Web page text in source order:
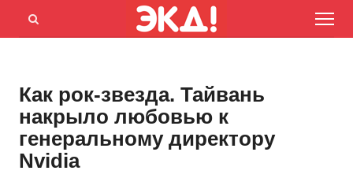
Menu
Открыть
Как рок-звезда. Тайвань
накрыло любовью к
генеральному директору
Nvidia